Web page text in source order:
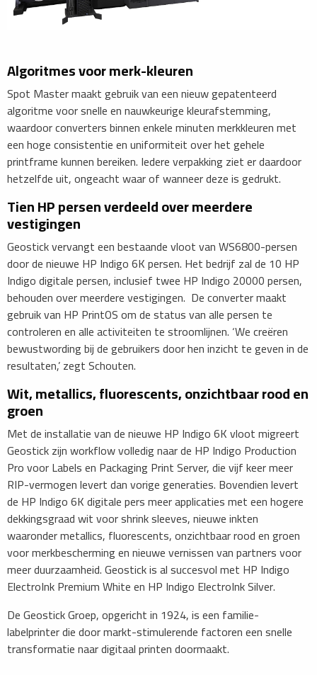
Algoritmes voor merk-kleuren
Spot Master maakt gebruik van een nieuw gepatenteerd
algoritme voor snelle en nauwkeurige kleurafstemming,
waardoor converters binnen enkele minuten merkkleuren met
een hoge consistentie en uniformiteit over het gehele
printframe kunnen bereiken. Iedere verpakking ziet er daardoor
hetzelfde uit, ongeacht waar of wanneer deze is gedrukt.
Tien HP persen verdeeld over meerdere
vestigingen
Geostick vervangt een bestaande vloot van WS6800-persen
door de nieuwe HP Indigo 6K persen. Het bedrijf zal de 10 HP
Indigo digitale persen, inclusief twee HP Indigo 20000 persen,
behouden over meerdere vestigingen. De converter maakt
gebruik van HP PrintOS om de status van alle persen te
controleren en alle activiteiten te stroomlijnen. ‘We creëren
bewustwording bij de gebruikers door hen inzicht te geven in de
resultaten,’ zegt Schouten.
Wit, metallics, fluorescents, onzichtbaar rood en
groen
Met de installatie van de nieuwe HP Indigo 6K vloot migreert
Geostick zijn workflow volledig naar de HP Indigo Production
Pro voor Labels en Packaging Print Server, die vijf keer meer
RIP-vermogen levert dan vorige generaties. Bovendien levert
de HP Indigo 6K digitale pers meer applicaties met een hogere
dekkingsgraad wit voor shrink sleeves, nieuwe inkten
waaronder metallics, fluorescents, onzichtbaar rood en groen
voor merkbescherming en nieuwe vernissen van partners voor
meer duurzaamheid. Geostick is al succesvol met HP Indigo
ElectroInk Premium White en HP Indigo ElectroInk Silver.
De Geostick Groep, opgericht in 1924, is een familie-
labelprinter die door markt-stimulerende factoren een snelle
transformatie naar digitaal printen doormaakt.